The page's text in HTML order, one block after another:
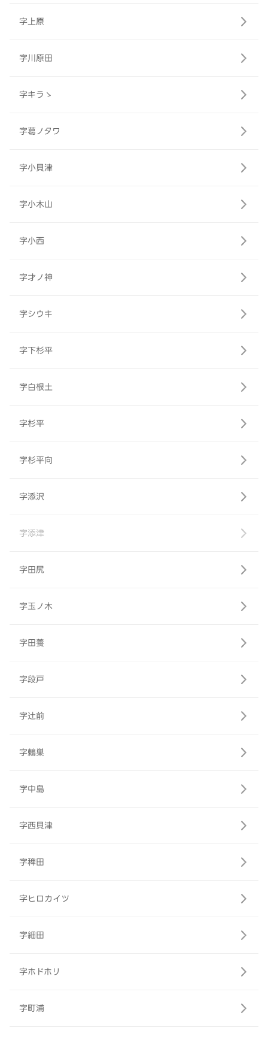
字上原
字川原田
字キラゝ
字葛ノタワ
字小貝津
字小木山
字小西
字才ノ神
字シウキ
字下杉平
字白根土
字杉平
字杉平向
字添沢
字添津
字田尻
字玉ノ木
字田養
字段戸
字辻前
字鶇巣
字中島
字西貝津
字稗田
字ヒロカイツ
字細田
字ホドホリ
字町浦